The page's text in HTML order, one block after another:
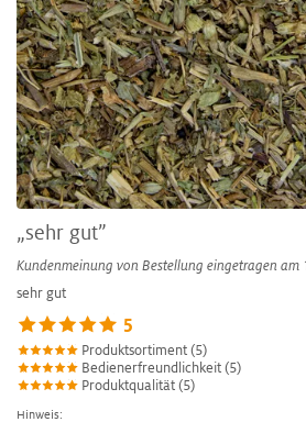
„sehr gut”
Kundenmeinung von Bestellung eingetragen am
sehr gut
5
Produktsortiment (5)
Bedienerfreundlichkeit (5)
Produktqualität (5)
Hinweis: